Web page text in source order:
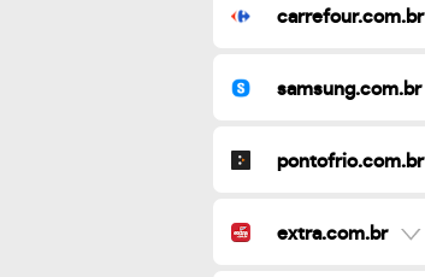
carrefour.com.br
samsung.com.br
pontofrio.com.br
extra.com.br